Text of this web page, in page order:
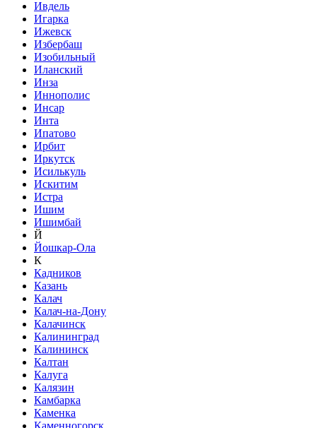
Ивдель
Игарка
Ижевск
Избербаш
Изобильный
Иланский
Инза
Иннополис
Инсар
Инта
Ипатово
Ирбит
Иркутск
Исилькуль
Искитим
Истра
Ишим
Ишимбай
Й
Йошкар-Ола
К
Кадников
Казань
Калач
Калач-на-Дону
Калачинск
Калининград
Калининск
Калтан
Калуга
Калязин
Камбарка
Каменка
Каменногорск